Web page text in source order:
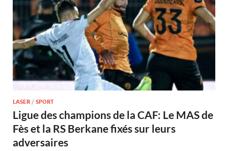
LASER / SPORT
Ligue des champions de la CAF: Le MAS de
Fès et la RS Berkane fixés sur leurs
adversaires